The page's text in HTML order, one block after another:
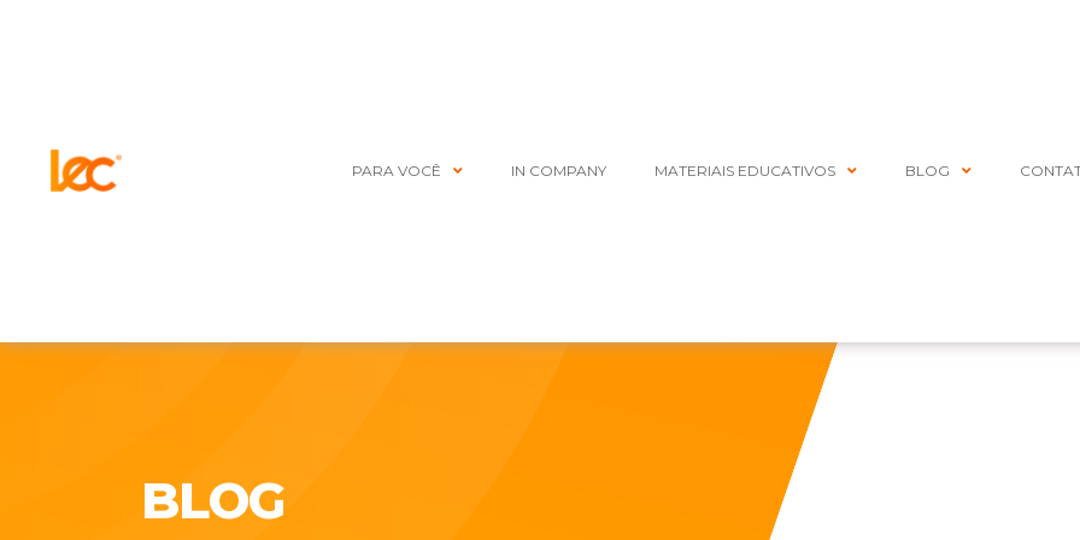
PARA VOCÊ IN COMPANY MATERIAIS EDUCATIVOS BLOG
BLOG